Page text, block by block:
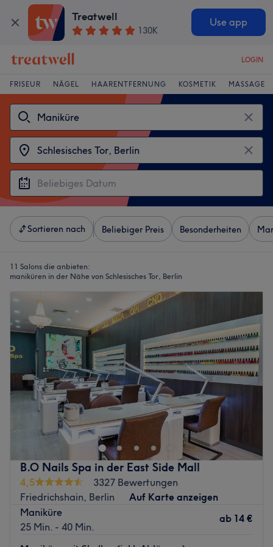
Treatwell
130K
Use app
LOGIN
FRISEUR NÄGEL HAARENTFERNUNG KOSMETIK MASSAGE
Sortieren nach Beliebiger Preis Besonderheiten
11 Salons die anbieten:
maniküren in der Nähe von Schlesisches Tor, Berlin
B.O Nails Spa in der East Side Mall
4,5
3327 Bewertungen
Friedrichshain, Berlin
Auf Karte anzeigen
Maniküre
25 Min. - 40 Min.
ab 14 €